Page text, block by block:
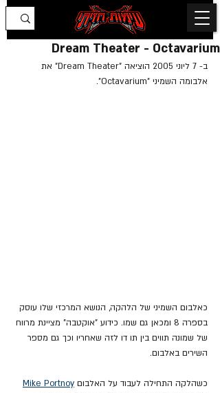
Dream Theater - Octavarium
ב- 7 ליוני 2005 הוציאה "Dream Theater" את
אלבומה השמיני "Octavarium".
כאלבום השמיני של הלהקה, הנושא המרכזי שלו עוסק
בספרה 8 ומכאן גם שמו. כידוע "אוקטבה" מציינת מרווח
של שמונה תווים בין תו דו לזה שאחריו וכך גם מספר
השירים באלבום.
כשהלקה התחילה לעבוד על האלבום Mike Portnoy